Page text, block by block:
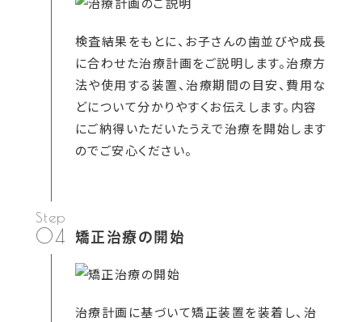
検査結果をもとに、お子さんの歯並びや成長
に合わせた治療計画をご説明します。治療方
法や使用する装置、治療期間の目安、費用な
どについて分かりやすくお伝えします。内容
にご納得いただいたうえで治療を開始します
のでご安心ください。
04 矯正治療の開始
治療計画に基づいて矯正装置を装着し、治